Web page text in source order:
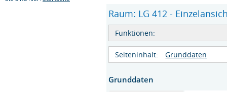
Raum: LG 412 -
Funktionen:
Seiteninhalt: Grunddaten
Grunddaten